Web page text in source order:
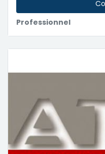
Professionnel